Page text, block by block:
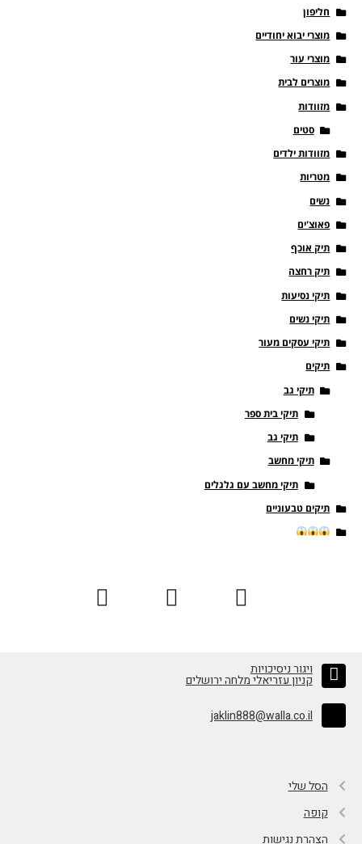
חליפון
מוצרי יבוא יחודיים
מוצרי עור
מוצרים לבית
מזוודות
סטים
מזוודות ילדים
מטריות
נשים
פאוצ'ים
תיק אוכף
תיק רחצה
תיקי נסיעות
תיקי נשים
תיקי עסקים מעור
תיקים
תיקי גב
תיקי בית ספר
תיקי גב
תיקי מחשב
תיקי מחשב עם גלגלים
תיקים טבעוניים
ויגור ניסיכויות
קניון עזריאלי מלחה ירושלים
jaklin888@walla.co.il
הסל שלי
קופה
הצהרת נגישות